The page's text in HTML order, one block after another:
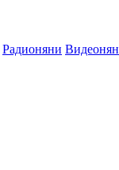
Радионяни